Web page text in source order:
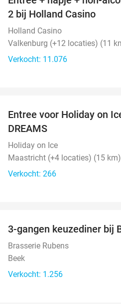
2 bij Holland Casino
Holland Casino
Valkenburg (+12 locaties) (11
Verkocht: 11.076
Entree voor Holiday on
DREAMS
Holiday on Ice
Maastricht (+4 locaties) (15 km)
Verkocht: 266
3-gangen keuzediner bij
Brasserie Rubens
Beek
Verkocht: 1.256